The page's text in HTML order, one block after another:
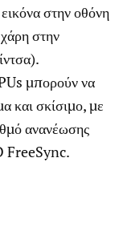
στην οθόνη
στην
μπορούν να
και σκίσιμο, με
ανανέωσης
FreeSync.